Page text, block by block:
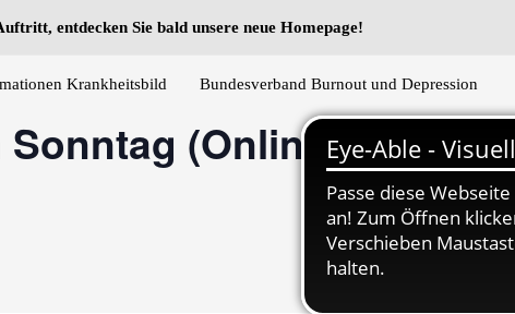
entdecken Sie bald unsere neue Homepage!
Krankheitsbild
Bundesverband Burnout und Depression
(Online) – Thema